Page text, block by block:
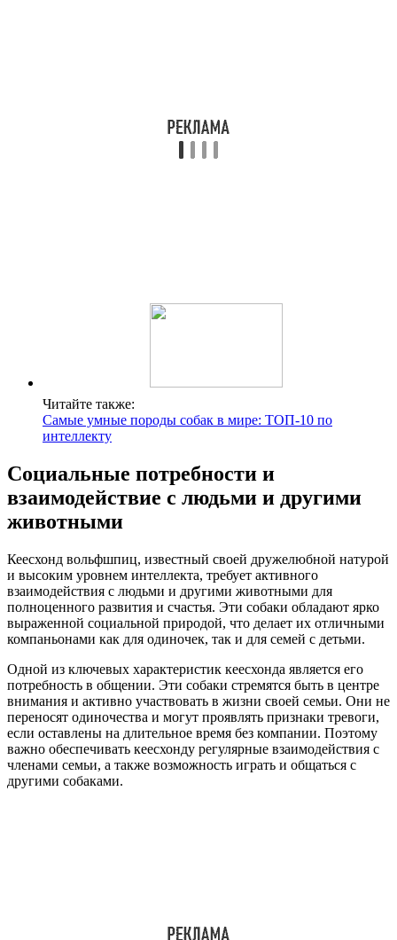
Читайте также:
Самые умные породы собак в мире: ТОП-10 по
интеллекту
Социальные потребности и
взаимодействие с людьми и другими
животными
Кеесхонд вольфшпиц, известный своей дружелюбной натурой
и высоким уровнем интеллекта, требует активного
взаимодействия с людьми и другими животными для
полноценного развития и счастья. Эти собаки обладают ярко
выраженной социальной природой, что делает их отличными
компаньонами как для одиночек, так и для семей с детьми.
Одной из ключевых характеристик кеесхонда является его
потребность в общении. Эти собаки стремятся быть в центре
внимания и активно участвовать в жизни своей семьи. Они не
переносят одиночества и могут проявлять признаки тревоги,
если оставлены на длительное время без компании. Поэтому
важно обеспечивать кеесхонду регулярные взаимодействия с
членами семьи, а также возможность играть и общаться с
другими собаками.